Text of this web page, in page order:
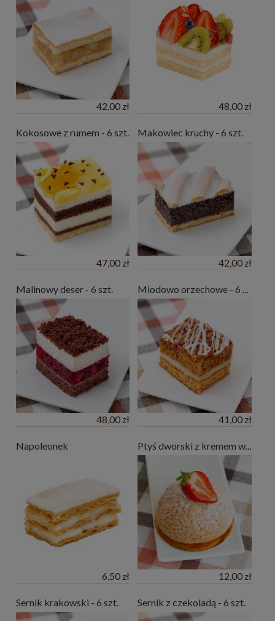
42,00 zł 48,00 zł
Kokosowe z rumem - 6 szt.
47,00 zł
Makowiec kruchy - 6 szt.
42,00 zł
Malinowy deser - 6 szt.
48,00 zł
Miodowo orzechowe - 6 szt.
41,00 zł
Napoleonek
6,50 zł
Ptyś dworski z kremem waniliowym
12,00 zł
Sernik krakowski - 6 szt. Sernik z czekoladą - 6 szt.